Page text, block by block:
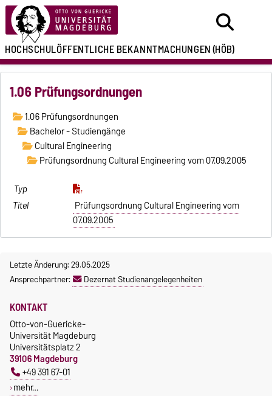
HOCHSCHULÖFFENTLICHEBEKANNTMACHUNGEN(HÖB)
1.06 Prüfungsordnungen
1.06 Prüfungsordnungen
Bachelor - Studiengänge
Cultural Engineering
Prüfungsordnung Cultural Engineering vom 07.09.2005
Prüfungsordnung Cultural Engineering vom
07.09.2005
Letzte Änderung: 29.05.2025
Ansprechpartner:
Dezernat Studienangelegenheiten
KONTAKT
Otto-von-Guericke-
Universität Magdeburg
Universitätsplatz 2
39106 Magdeburg
+49 391 67-01
mehr…